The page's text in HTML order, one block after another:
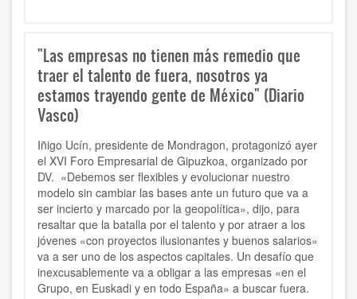
"Las empresas no tienen más remedio que
traer el talento de fuera, nosotros ya
estamos trayendo gente de México" (Diario
Vasco)
Iñigo Ucín, presidente de Mondragon, protagonizó ayer
el XVI Foro Empresarial de Gipuzkoa, organizado por
DV. «Debemos ser flexibles y evolucionar nuestro
modelo sin cambiar las bases ante un futuro que va a
ser incierto y marcado por la geopolítica», dijo, para
resaltar que la batalla por el talento y por atraer a los
jóvenes «con proyectos ilusionantes y buenos salarios»
va a ser uno de los aspectos capitales. Un desafío que
inexcusablemente va a obligar a las empresas «en el
Grupo, en Euskadi y en todo España» a buscar fuera.